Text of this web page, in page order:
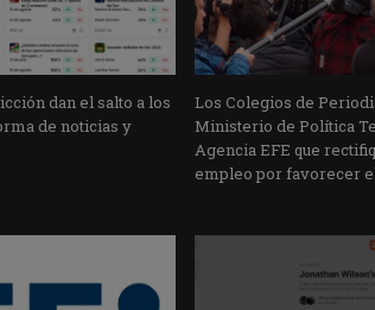
dan el salto a los
de noticias y
Los Colegios de
Ministerio de Política
Agencia EFE que
empleo por favorecer